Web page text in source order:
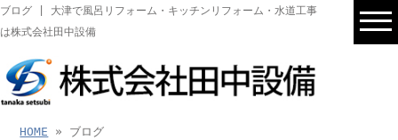
ブログ | 大津で風呂リフォーム・キッチンリフォーム・水道工事
は株式会社田中設備
HOME » ブログ